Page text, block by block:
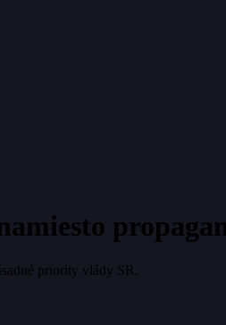
priority vlády SR.